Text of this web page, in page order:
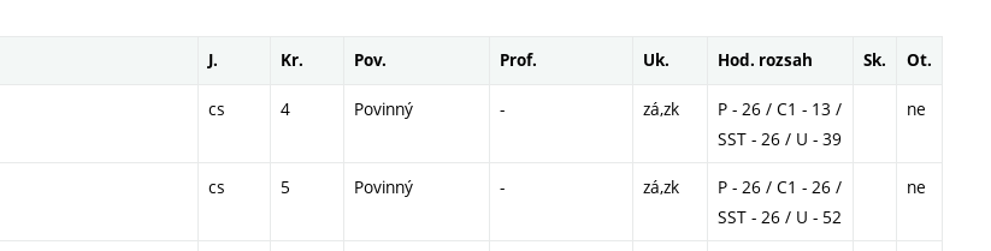
J. Kr. Pov. Prof. Uk. Hod. rozsah Sk. Ot.
cs 4 Povinný - zá,zk
P - 26 / C1 - 13 /
SST - 26 / U - 39
ne
cs 5 Povinný - zá,zk
P - 26 / C1 - 26 /
SST - 26 / U - 52
ne